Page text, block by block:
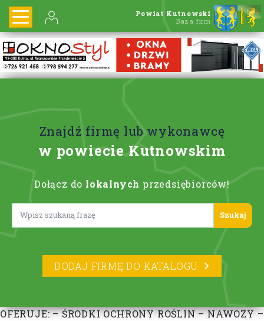
Powiat Kutnowski
Baza firm
Znajdź firmę lub wykonawcę
w powiecie Kutnowskim
Dołącz do lokalnych przedsiębiorców!
Lorem ipsum
DODAJ FIRMĘ DO KATALOGU
OFERUJE: – ŚRODKI OCHRONY ROŚLIN – NAWOZY –